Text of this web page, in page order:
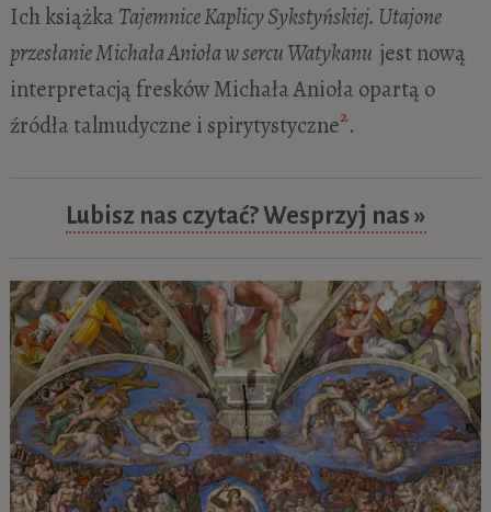
Ich książkaTajemnice Kaplicy Sykstyńskiej. Utajone
przesłanie Michała Anioła w sercu Watykanu jest nową
interpretacją fresków Michała Anioła opartą o
źródła talmudyczne i spirytystyczne2.
Lubisz nas czytać? Wesprzyj nas »